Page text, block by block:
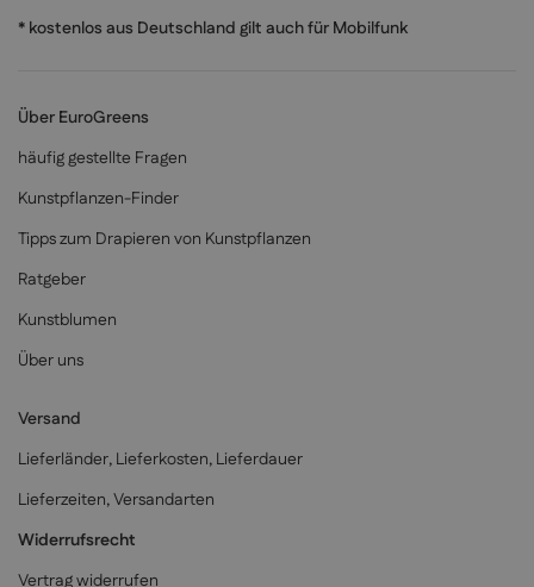
* kostenlos aus Deutschland gilt auch für Mobilfunk
Über EuroGreens
häufig gestellte Fragen
Kunstpflanzen-Finder
Tipps zum Drapieren von Kunstpflanzen
Ratgeber
Kunstblumen
Über uns
Versand
Lieferländer, Lieferkosten, Lieferdauer
Lieferzeiten, Versandarten
Widerrufsrecht
Vertrag widerrufen